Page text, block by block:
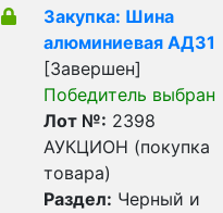
Закупка: Шина
алюминиевая АД31
[Завершен]
Победитель выбран
Лот №: 2398
АУКЦИОН (покупка
товара)
Раздел: Черный и